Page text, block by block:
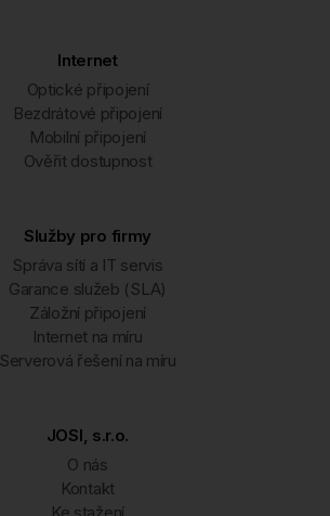
Internet
Optické připojení
Bezdrátové připojení
Mobilní připojení
Ověřit dostupnost
Služby pro firmy
Správa sítí a IT servis
Garance služeb (SLA)
Záložní připojení
Internet na míru
Serverová řešení na míru
JOSI, s.r.o.
O nás
Kontakt
Ke stažení